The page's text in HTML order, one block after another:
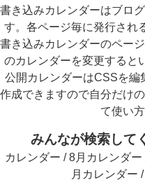
書き込みカレンダーはブロ
す。各ページ毎に発行され
書き込みカレンダーのペー
のカレンダーを変更すると
公開カレンダーはCSSを編
作成できますので自分だけ
て使い
みんなが検索して
カレンダー / 8月カレンダ
月カレンダー